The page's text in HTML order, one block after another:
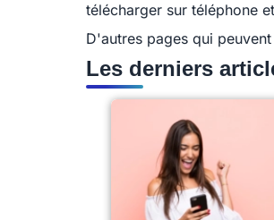
télécharger sur téléphone
D'autres pages qui
Les derniers